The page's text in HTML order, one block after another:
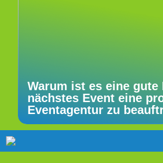
Warum ist es eine gute
nächstes Event eine
Eventagentur zu